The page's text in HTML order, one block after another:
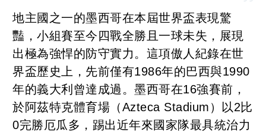
地主國之一的墨西哥在本屆世界盃表現驚
豔，小組賽至今四戰全勝且一球未失，展現
出極為強悍的防守實力。這項傲人紀錄在世
界盃歷史上，先前僅有1986年的巴西與1990
年的義大利曾達成過。墨西哥在16強賽前，
於阿茲特克體育場（Azteca Stadium）以2比
0完勝厄瓜多，踢出近年來國家隊最具統治力